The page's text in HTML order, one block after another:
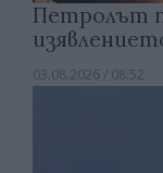
Петролът
03.08.2026 / 08:52